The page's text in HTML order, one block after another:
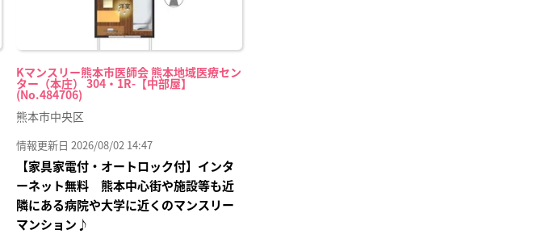
Kマンスリー熊本市医師会 熊本地域医療セン
ター（本庄） 304・1R-【中部屋】
(No.484706)
熊本市中央区
情報更新日 2026/08/02 14:47
【家具家電付・オートロック付】インタ
ーネット無料 熊本中心街や施設等も近
隣にある病院や大学に近くのマンスリー
マンション♪